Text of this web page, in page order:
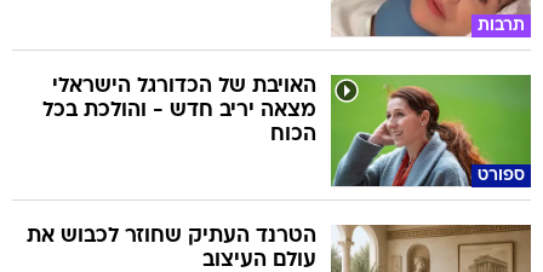
תרבות
ספורט
האויבת של הכדורגל הישראלי
מצאה יריב חדש - והולכת בכל
הכוח
הטרנד העתיק שחוזר לכבוש את
עולם העיצוב